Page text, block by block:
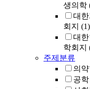
생의학
대
회지 (1)
대
학회지
주제분류
의
공학